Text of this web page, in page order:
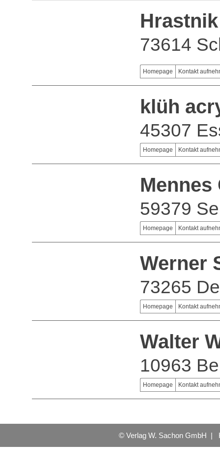
73614
Homepage Kontakt
klüh
45307
Homepage Kontakt
Mennes
59379
Homepage Kontakt
Werner
73265
Homepage Kontakt
Walter
10963
Homepage Kontakt
© Verlag W. Sachon GmbH |